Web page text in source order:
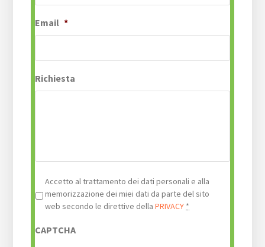
Email *
Richiesta
Privacy *
Accetto al trattamento dei dati personali e alla
memorizzazione dei miei dati da parte del sito
web secondo le direttive dellaPRIVACY *
CAPTCHA